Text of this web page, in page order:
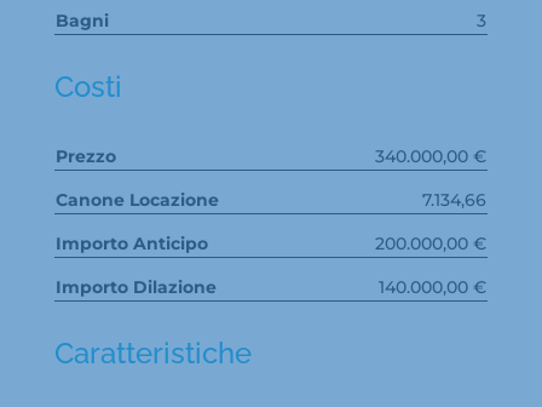
Bagni
3
Costi
Prezzo
340.000,00 €
Canone Locazione
7.134,66
Importo Anticipo
200.000,00 €
Importo Dilazione
140.000,00 €
Caratteristiche